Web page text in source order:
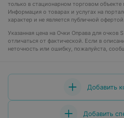
только в стационарном торговом объекте
Информация о товарах и услугах на
характер и не является публичной офертой.
Указанная цена на Очки Оправа для очков
отличаться от фактической. Если в
неточность или ошибку, пожалуйста,
Добавить
Добавить